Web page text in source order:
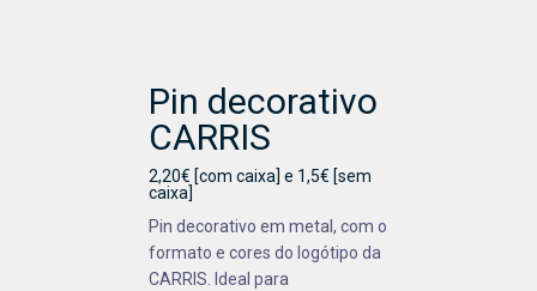
Pin decorativo
CARRIS
2,20€ [com caixa] e 1,5€ [sem
caixa]
Pin decorativo em metal, com o
formato e cores do logótipo da
CARRIS. Ideal para